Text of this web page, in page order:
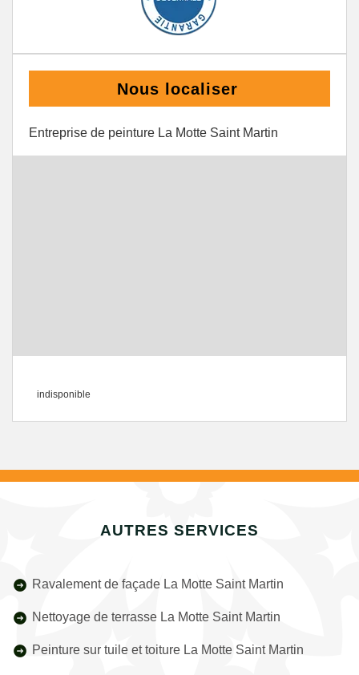
Nous localiser
Entreprise de peinture La Motte Saint Martin
indisponible
AUTRES SERVICES
Ravalement de façade La Motte Saint Martin
Nettoyage de terrasse La Motte Saint Martin
Peinture sur tuile et toiture La Motte Saint Martin